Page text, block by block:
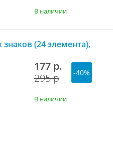
В наличии
(24 элемента),
177 р.
295 р
-40%
В наличии